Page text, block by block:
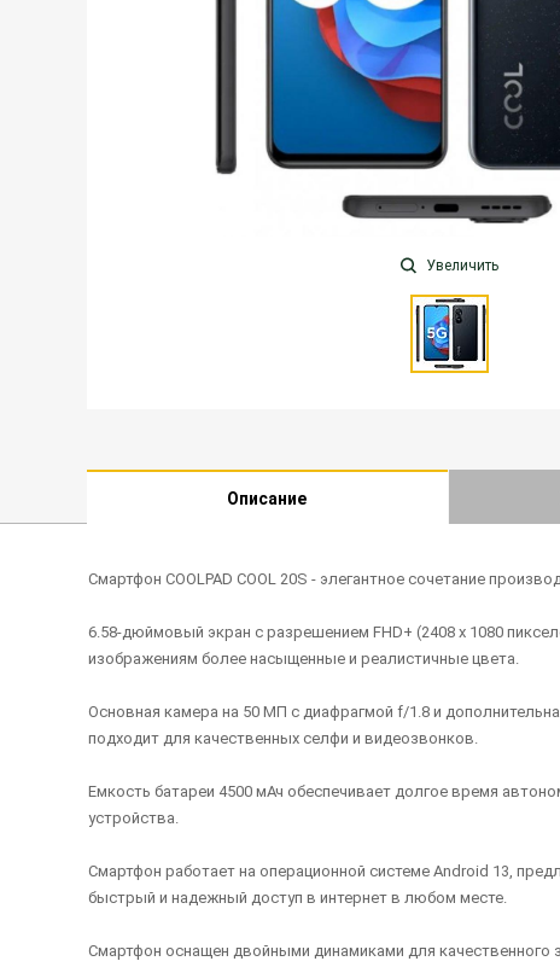
Увеличить
Описание
Смартфон COOLPAD COOL 20S - элегантное сочетание
6.58-дюймовый экран с разрешением FHD+ (2408 x 1080
изображениям более насыщенные и реалистичные цвета.
Основная камера на 50 МП с диафрагмой f/1.8 и
подходит для качественных селфи и видеозвонков.
Емкость батареи 4500 мАч обеспечивает долгое время
устройства.
Смартфон работает на операционной системе Android 13,
быстрый и надежный доступ в интернет в любом месте.
Смартфон оснащен двойными динамиками для качественного